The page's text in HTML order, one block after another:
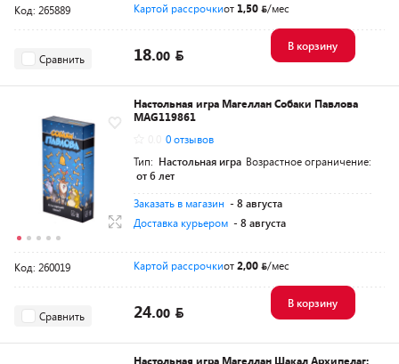
Код: 265889 Картой рассрочкиот 1,50 /мес
Сравнить 18.00
В корзину
Настольная игра Магеллан Собаки Павлова
MAG119861
0 отзывов
Тип: Настольная игра Возрастное ограничение:
от 6 лет
Заказать в магазин - 8 августа
Доставка курьером - 8 августа
Код: 260019 Картой рассрочкиот2,00 /мес
Сравнить 24.00
В корзину
Настольная игра Магеллан Шакал Архипелаг: